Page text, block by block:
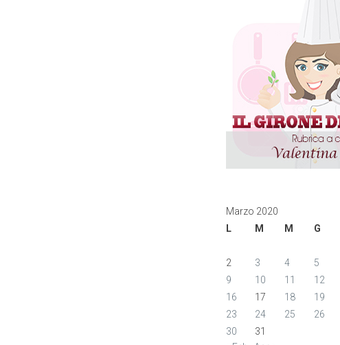
Marzo 2020
L
M M G
2
3 4 5
9
10 11 12
16
17 18 19
23
24 25 26
30
31